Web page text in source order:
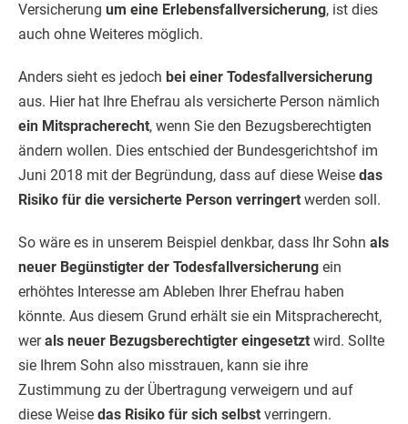
Versicherung um eine Erlebensfallversicherung, ist dies
auch ohne Weiteres möglich.
Anders sieht es jedoch bei einer Todesfallversicherung
aus. Hier hat Ihre Ehefrau als versicherte Person nämlich
ein Mitspracherecht, wenn Sie den Bezugsberechtigten
ändern wollen. Dies entschied der Bundesgerichtshof im
Juni 2018 mit der Begründung, dass auf diese Weise das
Risiko für die versicherte Person verringert werden soll.
So wäre es in unserem Beispiel denkbar, dass Ihr Sohn als
neuer Begünstigter der Todesfallversicherung ein
erhöhtes Interesse am Ableben Ihrer Ehefrau haben
könnte. Aus diesem Grund erhält sie ein Mitspracherecht,
werals neuer Bezugsberechtigter eingesetzt wird. Sollte
sie Ihrem Sohn also misstrauen, kann sie ihre
Zustimmung zu der Übertragung verweigern und auf
diese Weise das Risiko für sich selbst verringern.